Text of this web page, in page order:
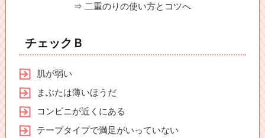
⇒ 二重のりの使い方とコツへ
チェックＢ
肌が弱い
まぶたは薄いほうだ
コンビニが近くにある
テープタイプで満足がいっていない